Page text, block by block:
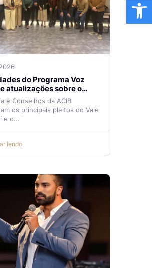
do Programa Voz
atualizações sobre o
de Navegantes são
de reunião na ACIB
e Conselhos da ACIB
os principais pleitos do Vale
e o...
lendo